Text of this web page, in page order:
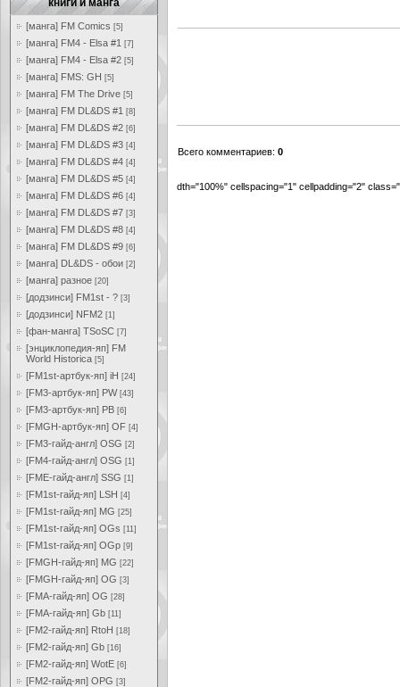
книги и манга
[манга] FM Comics [5]
[манга] FM4 - Elsa #1 [7]
[манга] FM4 - Elsa #2 [5]
[манга] FMS: GH [5]
[манга] FM The Drive [5]
[манга] FM DL&DS #1 [8]
[манга] FM DL&DS #2 [6]
[манга] FM DL&DS #3 [4]
[манга] FM DL&DS #4 [4]
[манга] FM DL&DS #5 [4]
[манга] FM DL&DS #6 [4]
[манга] FM DL&DS #7 [3]
[манга] FM DL&DS #8 [4]
[манга] FM DL&DS #9 [6]
[манга] DL&DS - обои [2]
[манга] разное [20]
[додзинси] FM1st - ? [3]
[додзинси] NFM2 [1]
[фан-манга] TSoSC [7]
[энциклопедия-яп] FM
World Historica [5]
[FM1st-артбук-яп] iH [24]
[FM3-артбук-яп] PW [43]
[FM3-артбук-яп] PB [6]
[FMGH-артбук-яп] OF [4]
[FM3-гайд-англ] OSG [2]
[FM4-гайд-англ] OSG [1]
[FME-гайд-англ] SSG [1]
[FM1st-гайд-яп] LSH [4]
[FM1st-гайд-яп] MG [25]
[FM1st-гайд-яп] OGs [11]
[FM1st-гайд-яп] OGp [9]
[FMGH-гайд-яп] MG [22]
[FMGH-гайд-яп] OG [3]
[FMA-гайд-яп] OG [28]
[FMA-гайд-яп] Gb [11]
[FM2-гайд-яп] RtoH [18]
[FM2-гайд-яп] Gb [16]
[FM2-гайд-яп] WotE [6]
[FM2-гайд-яп] OPG [3]
Всего комментариев: 0
dth="100%" cellspacing="1" cellpadding="2"